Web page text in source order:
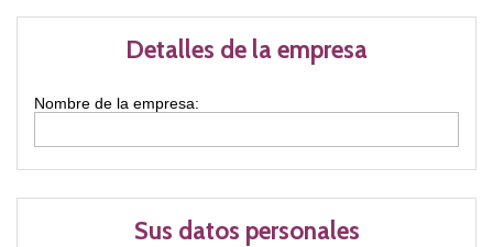
Sus datos personales
Detalles de la empresa
Nombre de la empresa: